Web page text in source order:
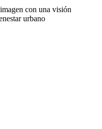
con una visión
urbano